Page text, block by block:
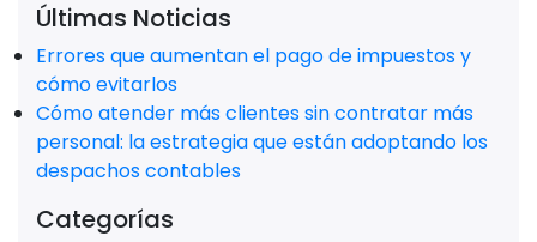
Últimas Noticias
Errores que aumentan el pago de impuestos y
cómo evitarlos
Cómo atender más clientes sin contratar más
personal: la estrategia que están adoptando los
despachos contables
Categorías